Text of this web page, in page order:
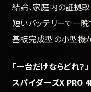
結論、家庭内の証拠取
短いバッテリーで一
基板完成型の小型機
「一台だけならどれ？」
スパイダーズX